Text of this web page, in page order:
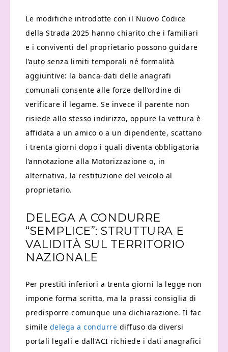
Le modifiche introdotte con il Nuovo Codice
della Strada 2025 hanno chiarito che i familiari
e i conviventi del proprietario possono guidare
l’auto senza limiti temporali né formalità
aggiuntive: la banca-dati delle anagrafi
comunali consente alle forze dell’ordine di
verificare il legame. Se invece il parente non
risiede allo stesso indirizzo, oppure la vettura è
affidata a un amico o a un dipendente, scattano
i trenta giorni dopo i quali diventa obbligatoria
l’annotazione alla Motorizzazione o, in
alternativa, la restituzione del veicolo al
proprietario.
DELEGA A CONDURRE
“SEMPLICE”: STRUTTURA E
VALIDITÀ SUL TERRITORIO
NAZIONALE
Per prestiti inferiori a trenta giorni la legge non
impone forma scritta, ma la prassi consiglia di
predisporre comunque una dichiarazione. Il fac
simile delega a condurre diffuso da diversi
portali legali e dall’ACI richiede i dati anagrafici